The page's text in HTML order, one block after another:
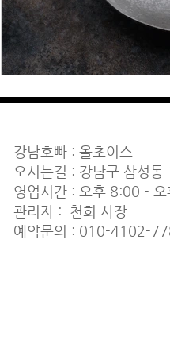
강남호빠 : 올초이스
오시는길 : 강남구 삼성
영업시간 : 오후 8:00 -
관리자 : 천희 사장
예약문의 : 010-4102-